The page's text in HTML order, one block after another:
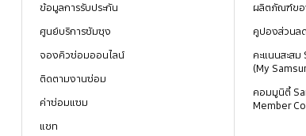
ข้อมูลการรับประกัน
ศูนย์บริการซัมซุง
จองคิวซ่อมออนไลน์
ติดตามงานซ่อม
ค่าซ่อมแซม
แชท
ผลิตภัณฑ์ขอ
คูปองส่วนล
คะแนนสะส
(My
คอมมูนิตี้
Member